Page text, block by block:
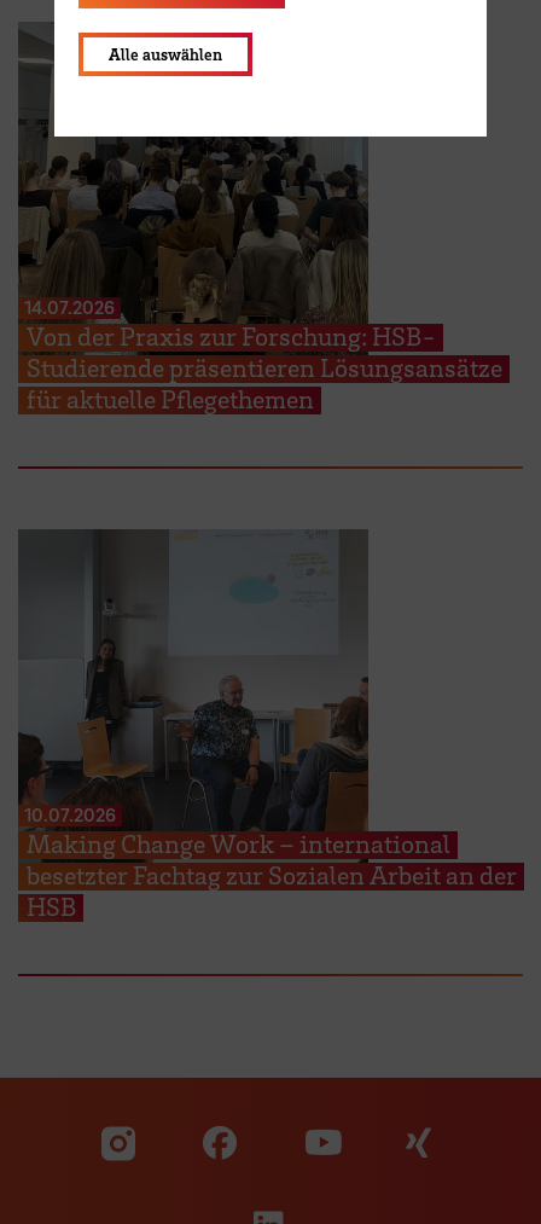
14.07.2026
Von der Praxis zur Forschung: HSB-
Studierende präsentieren Lösungsansätze
für aktuelle Pflegethemen
10.07.2026
Making Change Work – international
besetzter Fachtag zur Sozialen Arbeit an der
HSB
Zu unserer Facebook
Zu
Alle auswählen